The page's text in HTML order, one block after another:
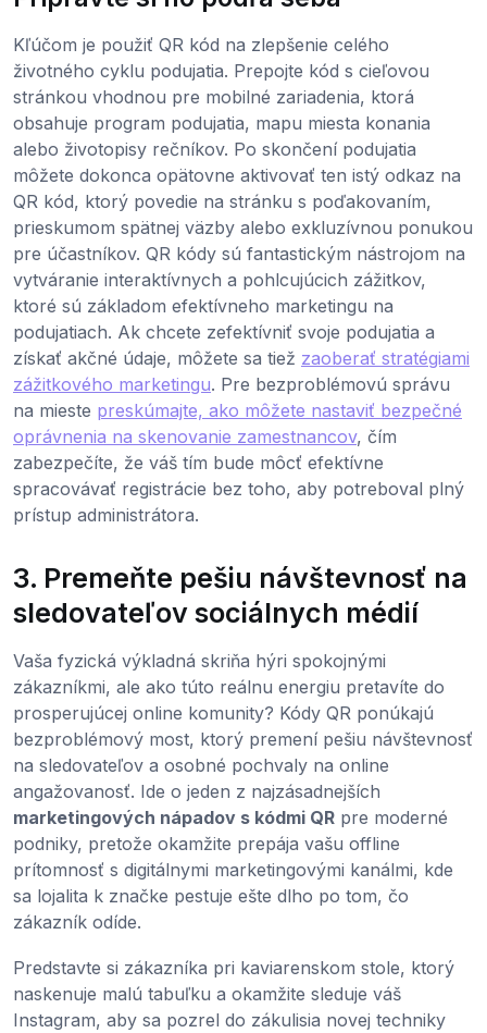
Kľúčom je použiť QR kód na zlepšenie celého
životného cyklu podujatia. Prepojte kód s cieľovou
stránkou vhodnou pre mobilné zariadenia, ktorá
obsahuje program podujatia, mapu miesta konania
alebo životopisy rečníkov. Po skončení podujatia
môžete dokonca opätovne aktivovať ten istý odkaz na
QR kód, ktorý povedie na stránku s poďakovaním,
prieskumom spätnej väzby alebo exkluzívnou ponukou
pre účastníkov. QR kódy sú fantastickým nástrojom na
vytváranie interaktívnych a pohlcujúcich zážitkov,
ktoré sú základom efektívneho marketingu na
podujatiach. Ak chcete zefektívniť svoje podujatia a
získať akčné údaje, môžete sa tiež zaoberať stratégiami
zážitkového marketingu. Pre bezproblémovú správu
na mieste preskúmajte, ako môžete nastaviť bezpečné
oprávnenia na skenovanie zamestnancov, čím
zabezpečíte, že váš tím bude môcť efektívne
spracovávať registrácie bez toho, aby potreboval plný
prístup administrátora.
3. Premeňte pešiu návštevnosť na
sledovateľov sociálnych médií
Vaša fyzická výkladná skriňa hýri spokojnými
zákazníkmi, ale ako túto reálnu energiu pretavíte do
prosperujúcej online komunity? Kódy QR ponúkajú
bezproblémový most, ktorý premení pešiu návštevnosť
na sledovateľov a osobné pochvaly na online
angažovanosť. Ide o jeden z najzásadnejších
marketingových nápadov s kódmi QR pre moderné
podniky, pretože okamžite prepája vašu offline
prítomnosť s digitálnymi marketingovými kanálmi, kde
sa lojalita k značke pestuje ešte dlho po tom, čo
zákazník odíde.
Predstavte si zákazníka pri kaviarenskom stole, ktorý
naskenuje malú tabuľku a okamžite sleduje váš
Instagram, aby sa pozrel do zákulisia novej techniky